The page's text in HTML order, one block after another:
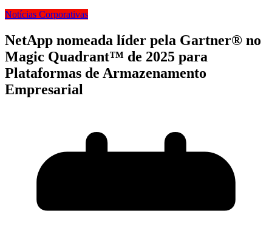
Notícias Corporativas
NetApp nomeada líder pela Gartner® no
Magic Quadrant™ de 2025 para
Plataformas de Armazenamento
Empresarial